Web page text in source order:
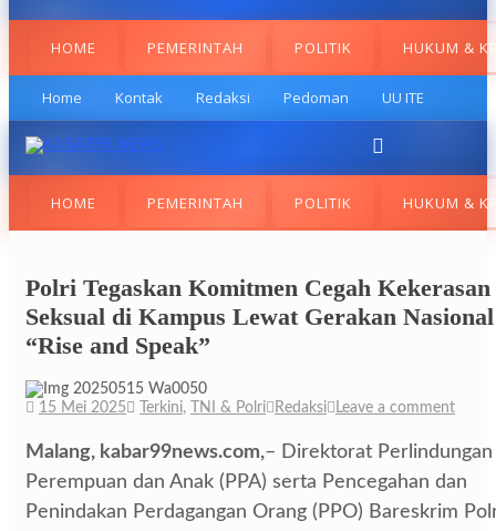
HOME PEMERINTAH POLITIK HUKUM &
Home Kontak Redaksi Pedoman UU ITE
HOME PEMERINTAH POLITIK HUKUM &
Polri Tegaskan Komitmen Cegah Kekerasan
Seksual di Kampus Lewat Gerakan Nasional
“Rise and Speak”
15 Mei 2025 Terkini, TNI & Polri Redaksi Leave a comment
Malang, kabar99news.com,– Direktorat Perlindungan
Perempuan dan Anak (PPA) serta Pencegahan dan
Penindakan Perdagangan Orang (PPO) Bareskrim